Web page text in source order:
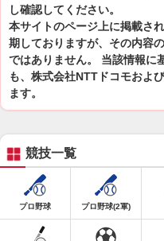
し確認してください。
本サイトのページ上に掲載さ
期しておりますが、その内容
ではありません。 当該情報に
も、株式会社NTTドコモおよ
ます。
競技一覧
プロ野球 プロ野球(2軍)